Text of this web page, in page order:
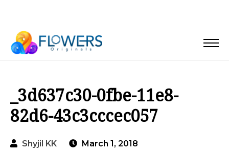
_3d637c30-0fbe-11e8-
82d6-43c3cccec057
Shyjil KK March 1, 2018